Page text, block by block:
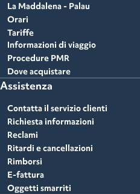
La Maddalena - Palau
Orari
Tariffe
Informazioni di viaggio
Procedure PMR
Dove acquistare
Assistenza
Contatta il servizio clienti
Richiesta informazioni
Reclami
Ritardi e cancellazioni
Rimborsi
E-fattura
Oggetti smarriti